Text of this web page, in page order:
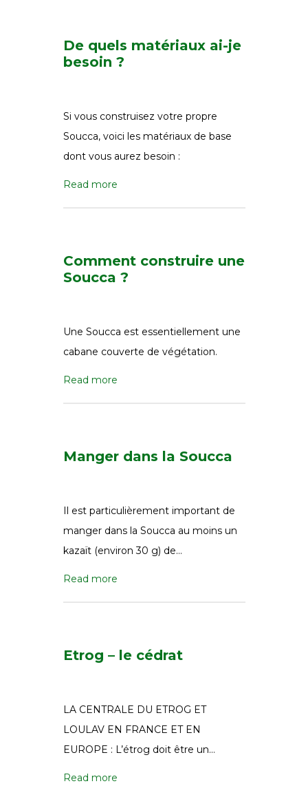
De quels matériaux ai-je
besoin ?
Si vous construisez votre propre
Soucca, voici les matériaux de base
dont vous aurez besoin :
Read more
Comment construire une
Soucca ?
Une Soucca est essentiellement une
cabane couverte de végétation.
Read more
Manger dans la Soucca
Il est particulièrement important de
manger dans la Soucca au moins un
kazaït (environ 30 g) de…
Read more
Etrog – le cédrat
LA CENTRALE DU ETROG ET
LOULAV EN FRANCE ET EN
EUROPE : L’étrog doit être un…
Read more